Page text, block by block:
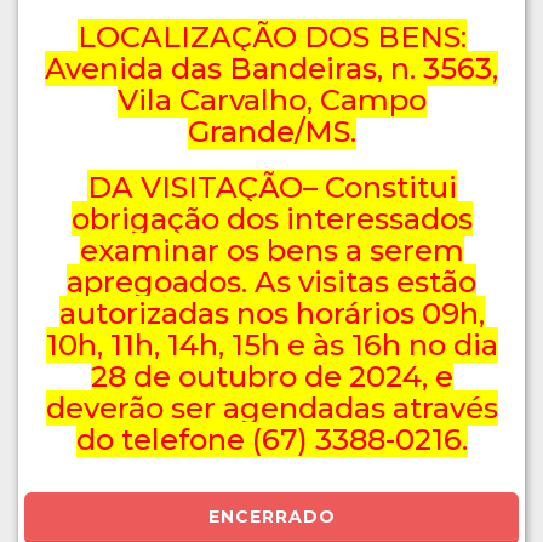
LOCALIZAÇÃO DOS BENS:
Avenida das Bandeiras, n. 3563,
Vila Carvalho, Campo
Grande/MS.
DA VISITAÇÃO– Constitui
obrigação dos interessados
examinar os bens a serem
apregoados. As visitas estão
autorizadas nos horários 09h,
10h, 11h, 14h, 15h e às 16h no dia
28 de outubro de 2024, e
deverão ser agendadas através
do telefone (67) 3388-0216.
ENCERRADO